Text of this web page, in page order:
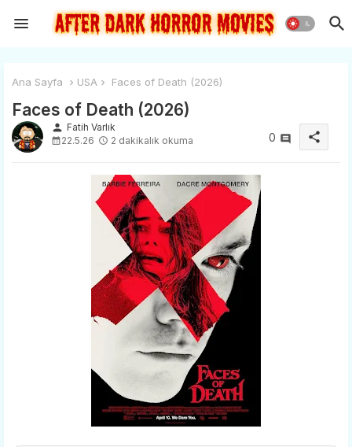
Ana Sayfa USA Faces of Death (2026)
Faces of Death (2026)
person Fatih Varlık
22.5.26
2 dakikalık okuma 0 share